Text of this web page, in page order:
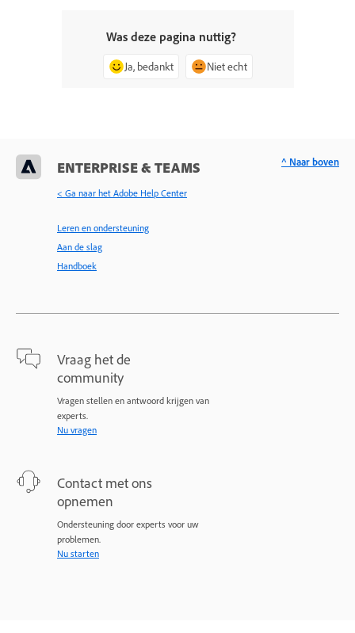
Was deze pagina nuttig?
Ja, bedankt Niet echt
ENTERPRISE & TEAMS
< Ga naar het Adobe Help Center
Leren en ondersteuning
Aan de slag
Handboek
Vraag het de
community
Vragen stellen en antwoord krijgen van
experts.
Nu vragen
Contact met ons
opnemen
Ondersteuning door experts voor uw
problemen.
Nu starten
^ Naar boven